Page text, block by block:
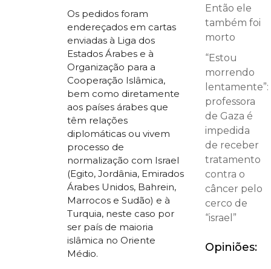
Os pedidos foram
endereçados em cartas
enviadas à Liga dos
Estados Árabes e à
Organização para a
Cooperação Islâmica,
bem como diretamente
aos países árabes que
têm relações
diplomáticas ou vivem
processo de
normalização com Israel
(Egito, Jordânia, Emirados
Árabes Unidos, Bahrein,
Marrocos e Sudão) e à
Turquia, neste caso por
ser país de maioria
islâmica no Oriente
Médio.
Então ele
também foi
morto
“Estou
morrendo
lentamente”:
professora
de Gaza é
impedida
de receber
tratamento
contra o
câncer pelo
cerco de
“israel”
Opiniões: